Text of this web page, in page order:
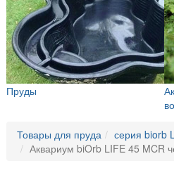
Пруды
Товары для пруда
серия biorb
Аквариум biOrb LIFE 45 MCR